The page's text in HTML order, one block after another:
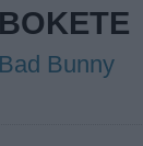
BOKETE
Bad Bunny